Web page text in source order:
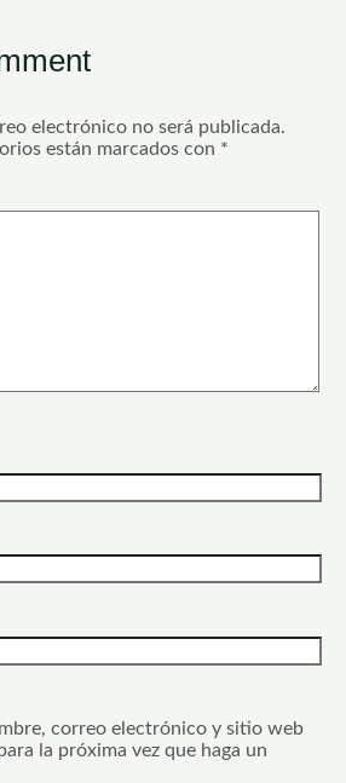
electrónico no será publicada.
están marcados con *
correo electrónico y sitio web
la próxima vez que haga un